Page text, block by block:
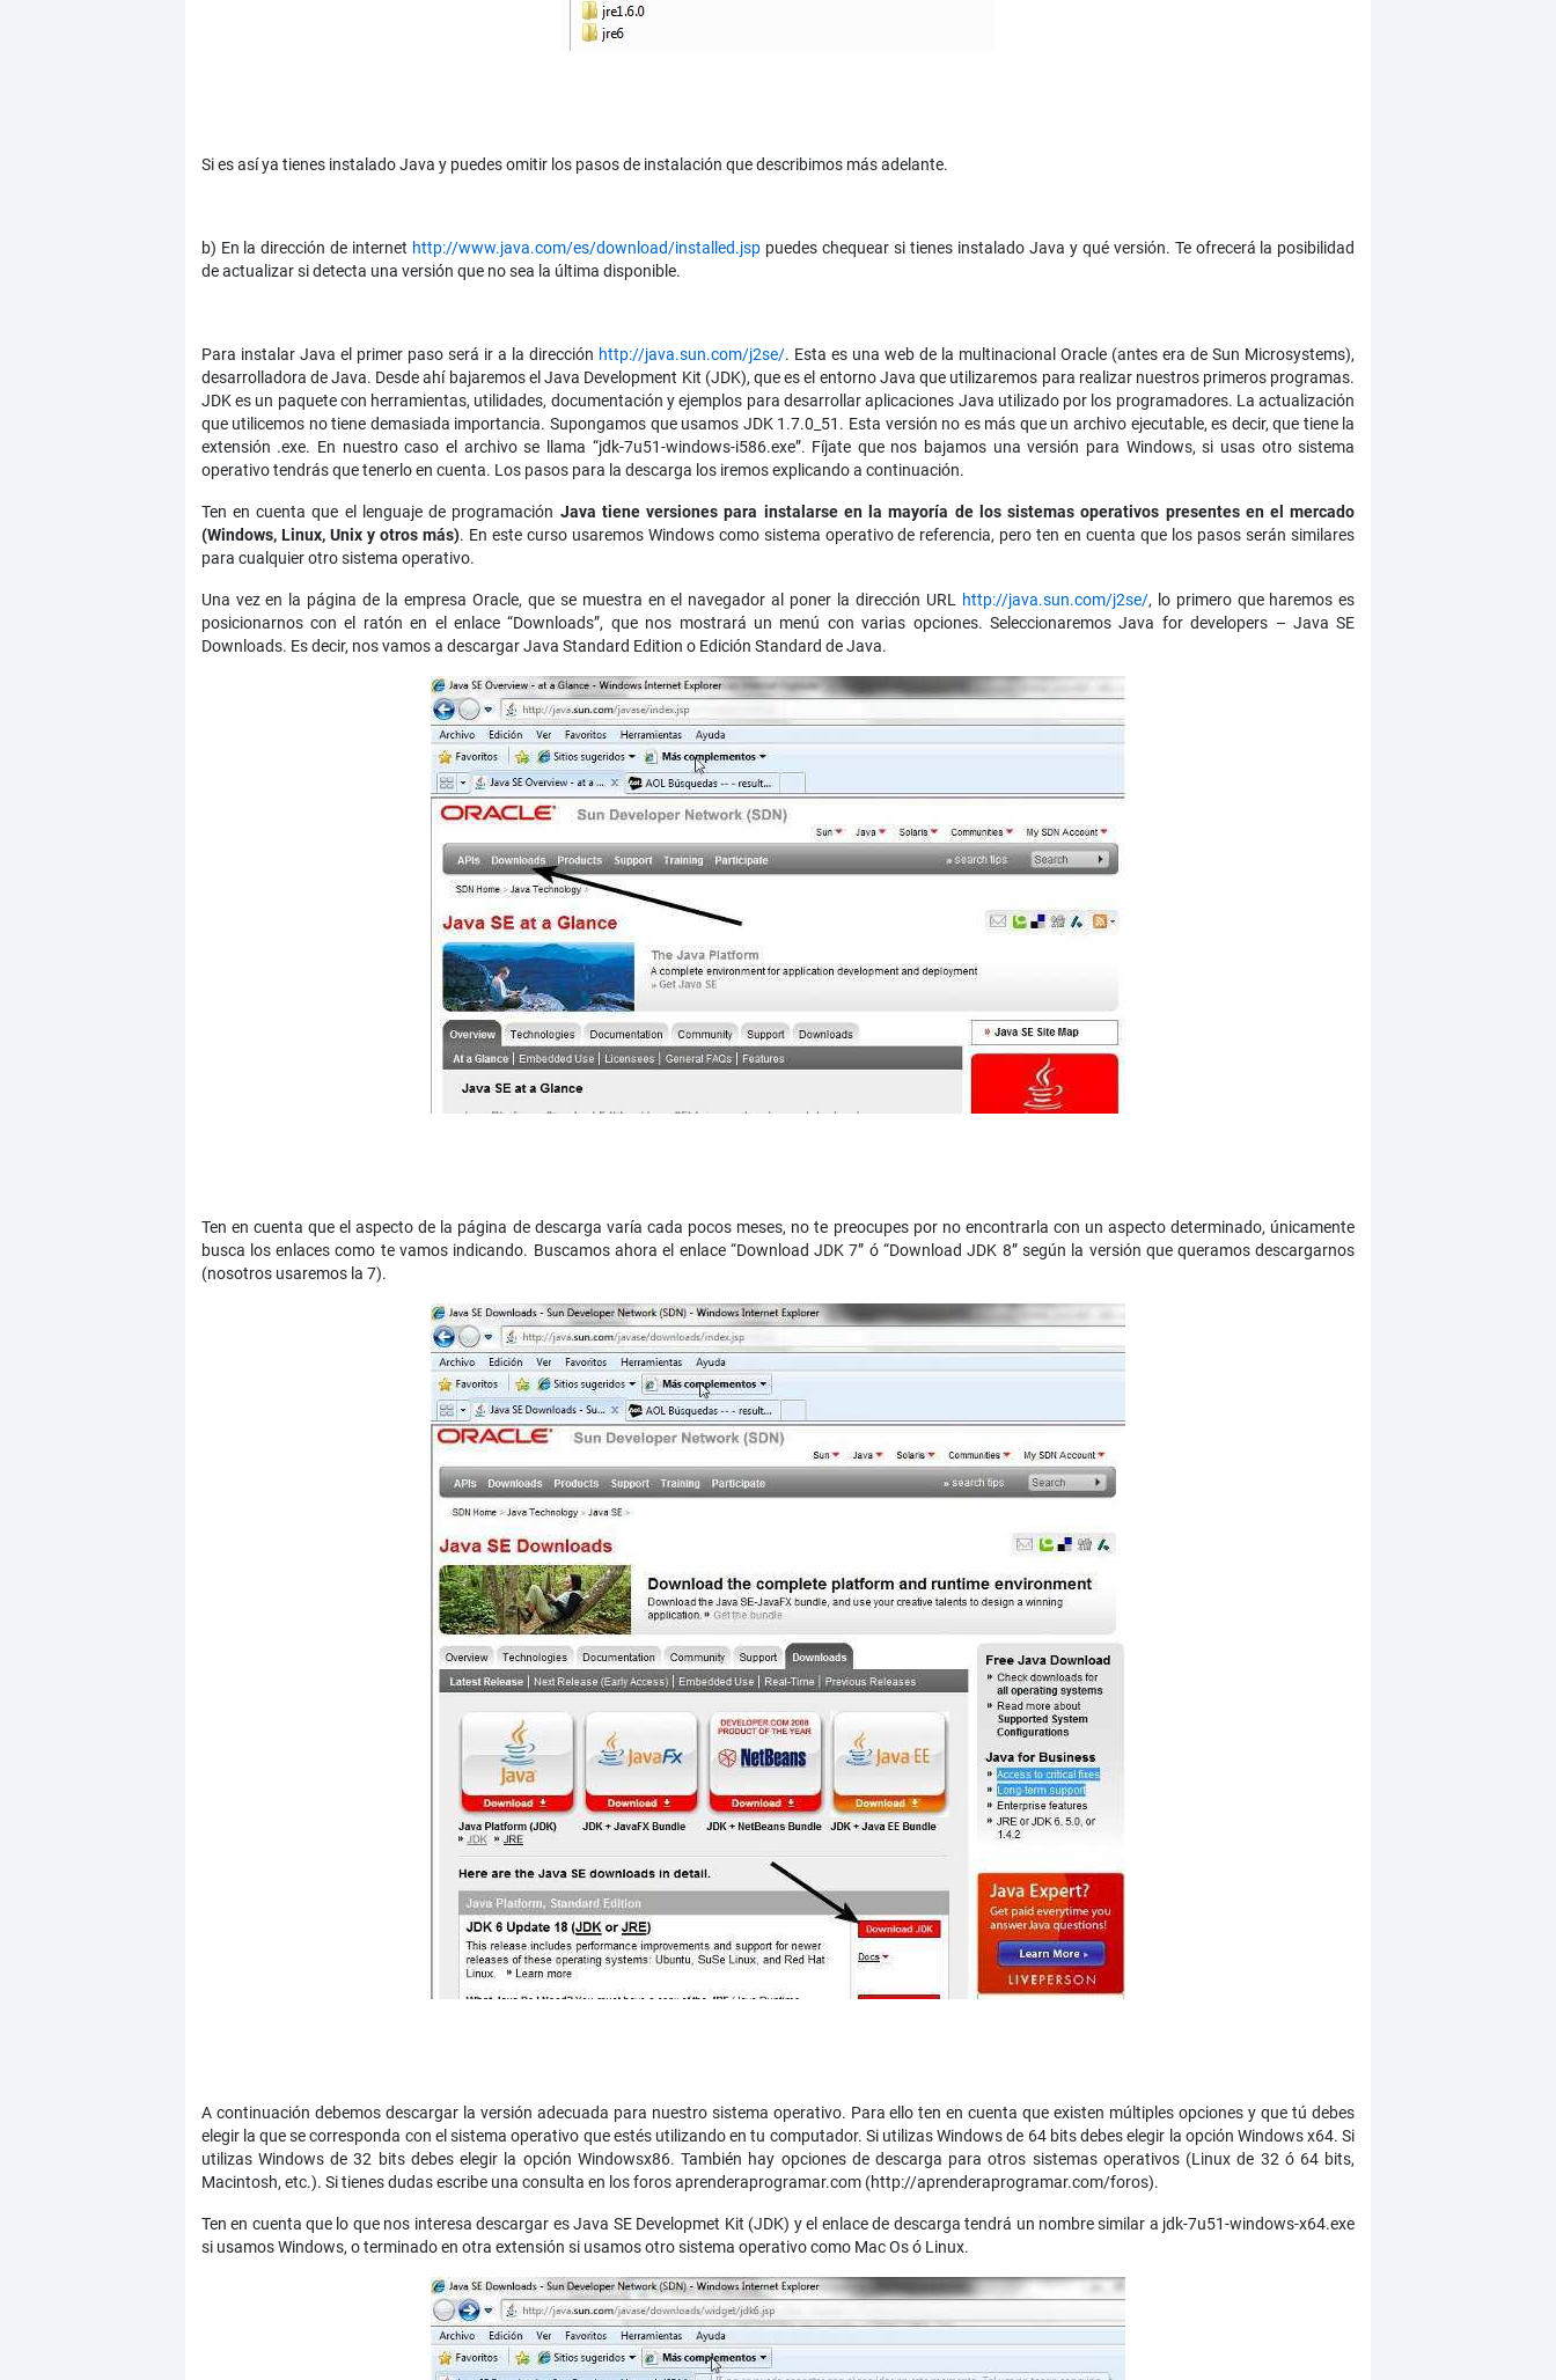
Si es así ya tienes instalado Java y puedes omitir los pasos de instalación que describimos más adelante.
b) En la dirección de internet http://www.java.com/es/download/installed.jsp puedes chequear si tienes instalado Java y qué versión. Te ofrecerá la posibilidad
de actualizar si detecta una versión que no sea la última disponible.
Para instalar Java el primer paso será ir a la dirección http://java.sun.com/j2se/. Esta es una web de la multinacional Oracle (antes era de Sun Microsystems),
desarrolladora de Java. Desde ahí bajaremos el Java Development Kit (JDK), que es el entorno Java que utilizaremos para realizar nuestros primeros programas.
JDK es un paquete con herramientas, utilidades, documentación y ejemplos para desarrollar aplicaciones Java utilizado por los programadores. La actualización
que utilicemos no tiene demasiada importancia. Supongamos que usamos JDK 1.7.0_51. Esta versión no es más que un archivo ejecutable, es decir, que tiene la
extensión .exe. En nuestro caso el archivo se llama “jdk-7u51-windows-i586.exe”. Fíjate que nos bajamos una versión para Windows, si usas otro sistema
operativo tendrás que tenerlo en cuenta. Los pasos para la descarga los iremos explicando a continuación.
Ten en cuenta que el lenguaje de programación Java tiene versiones para instalarse en la mayoría de los sistemas operativos presentes en el mercado
(Windows, Linux, Unix y otros más). En este curso usaremos Windows como sistema operativo de referencia, pero ten en cuenta que los pasos serán similares
para cualquier otro sistema operativo.
Una vez en la página de la empresa Oracle, que se muestra en el navegador al poner la dirección URL http://java.sun.com/j2se/, lo primero que haremos es
posicionarnos con el ratón en el enlace “Downloads”, que nos mostrará un menú con varias opciones. Seleccionaremos Java for developers – Java SE
Downloads. Es decir, nos vamos a descargar Java Standard Edition o Edición Standard de Java.
Ten en cuenta que el aspecto de la página de descarga varía cada pocos meses, no te preocupes por no encontrarla con un aspecto determinado, únicamente
busca los enlaces como te vamos indicando. Buscamos ahora el enlace “Download JDK 7” ó “Download JDK 8” según la versión que queramos descargarnos
(nosotros usaremos la 7).
A continuación debemos descargar la versión adecuada para nuestro sistema operativo. Para ello ten en cuenta que existen múltiples opciones y que tú debes
elegir la que se corresponda con el sistema operativo que estés utilizando en tu computador. Si utilizas Windows de 64 bits debes elegir la opción Windows x64. Si
utilizas Windows de 32 bits debes elegir la opción Windowsx86. También hay opciones de descarga para otros sistemas operativos (Linux de 32 ó 64 bits,
Macintosh, etc.). Si tienes dudas escribe una consulta en los foros aprenderaprogramar.com (http://aprenderaprogramar.com/foros).
Ten en cuenta que lo que nos interesa descargar es Java SE Developmet Kit (JDK) y el enlace de descarga tendrá un nombre similar a jdk-7u51-windows-x64.exe
si usamos Windows, o terminado en otra extensión si usamos otro sistema operativo como Mac Os ó Linux.